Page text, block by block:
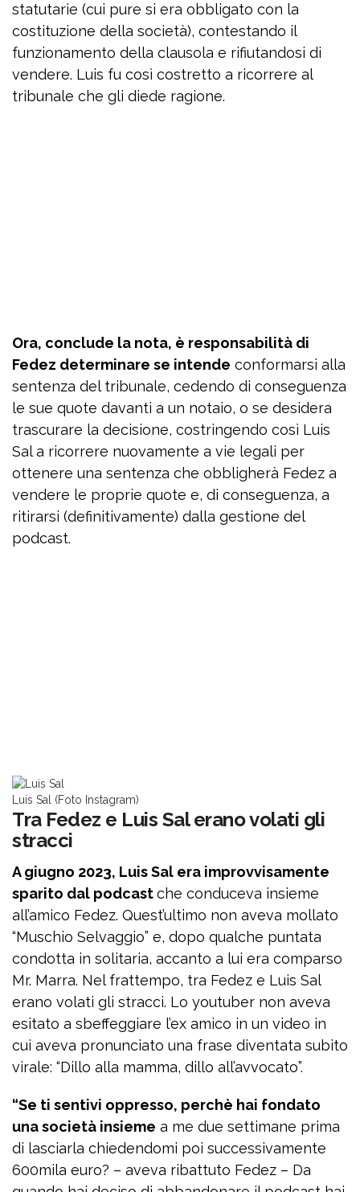
statutarie (cui pure si era obbligato con la
costituzione della società), contestando il
funzionamento della clausola e rifiutandosi di
vendere. Luis fu così costretto a ricorrere al
tribunale che gli diede ragione.
Ora, conclude la nota, è responsabilità di
Fedez determinare se intende conformarsi alla
sentenza del tribunale, cedendo di conseguenza
le sue quote davanti a un notaio, o se desidera
trascurare la decisione, costringendo così Luis
Sal a ricorrere nuovamente a vie legali per
ottenere una sentenza che obbligherà Fedez a
vendere le proprie quote e, di conseguenza, a
ritirarsi (definitivamente) dalla gestione del
podcast.
Luis Sal (Foto Instagram)
Tra Fedez e Luis Sal erano volati gli
stracci
A giugno 2023, Luis Sal era improvvisamente
sparito dal podcastche conduceva insieme
all’amico Fedez. Quest’ultimo non aveva mollato
“Muschio Selvaggio” e, dopo qualche puntata
condotta in solitaria, accanto a lui era comparso
Mr. Marra. Nel frattempo, tra Fedez e Luis Sal
erano volati gli stracci. Lo youtuber non aveva
esitato a sbeffeggiare l’ex amico in un video in
cui aveva pronunciato una frase diventata subito
virale: “Dillo alla mamma, dillo all’avvocato”.
“Se ti sentivi oppresso, perchè hai fondato
una società insieme a me due settimane prima
di lasciarla chiedendomi poi successivamente
600mila euro? – aveva ribattuto Fedez – Da